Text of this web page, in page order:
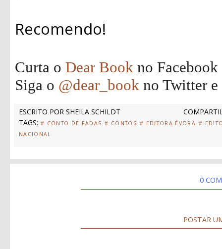
Recomendo!
Curta o Dear Book no Facebook
Siga o @dear_book no Twitter
ESCRITO POR SHEILA SCHILDT
TAGS: # CONTO DE FADAS # CONTOS # EDITORA ÉVORA #
NACIONAL
0
POSTAR